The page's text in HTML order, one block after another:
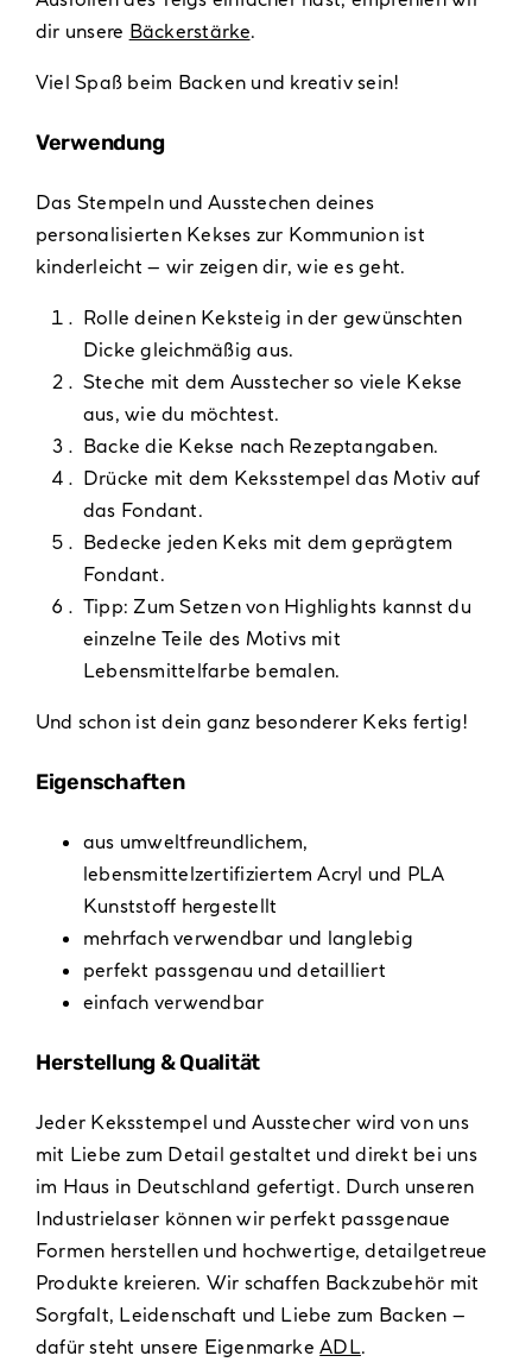
dir unsere Bäckerstärke.
Viel Spaß beim Backen und kreativ sein!
Verwendung
Das Stempeln und Ausstechen deines
personalisierten Kekses zur Kommunion ist
kinderleicht – wir zeigen dir, wie es geht.
Rolle deinen Keksteig in der gewünschten
Dicke gleichmäßig aus.
Steche mit dem Ausstecher so viele Kekse
aus, wie du möchtest.
Backe die Kekse nach Rezeptangaben.
Drücke mit dem Keksstempel das Motiv auf
das Fondant.
Bedecke jeden Keks mit dem geprägtem
Fondant.
Tipp: Zum Setzen von Highlights kannst du
einzelne Teile des Motivs mit
Lebensmittelfarbe bemalen.
Und schon ist dein ganz besonderer Keks fertig!
Eigenschaften
aus umweltfreundlichem,
lebensmittelzertifiziertem Acryl und PLA
Kunststoff hergestellt
mehrfach verwendbar und langlebig
perfekt passgenau und detailliert
einfach verwendbar
Herstellung & Qualität
Jeder Keksstempel und Ausstecher wird von uns
mit Liebe zum Detail gestaltet und direkt bei uns
im Haus in Deutschland gefertigt. Durch unseren
Industrielaser können wir perfekt passgenaue
Formen herstellen und hochwertige, detailgetreue
Produkte kreieren. Wir schaffen Backzubehör mit
Sorgfalt, Leidenschaft und Liebe zum Backen –
dafür steht unsere EigenmarkeADL.